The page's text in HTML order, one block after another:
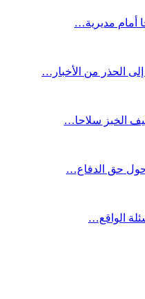
الخبز سلاحا…
الواقع…